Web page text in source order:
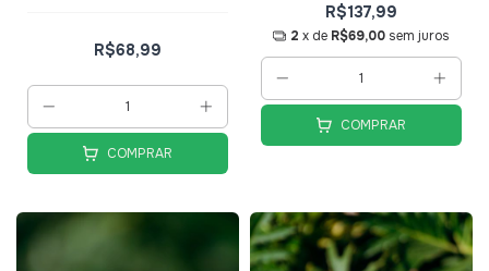
R$68,99
COMPRAR
R$137,99
2 x de R$69,00 sem juros
COMPRAR